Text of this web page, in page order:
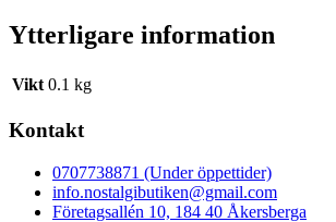
Ytterligare information
Vikt 0.1 kg
Kontakt
0707738871 (Under öppettider)
info.nostalgibutiken@gmail.com
Företagsallén 10, 184 40 Åkersberga